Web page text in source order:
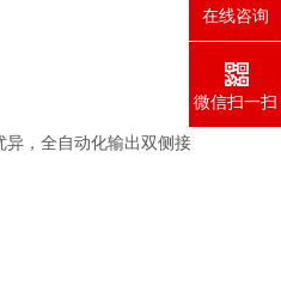
异，全自动化输出双侧接
在线咨询
微信扫一扫